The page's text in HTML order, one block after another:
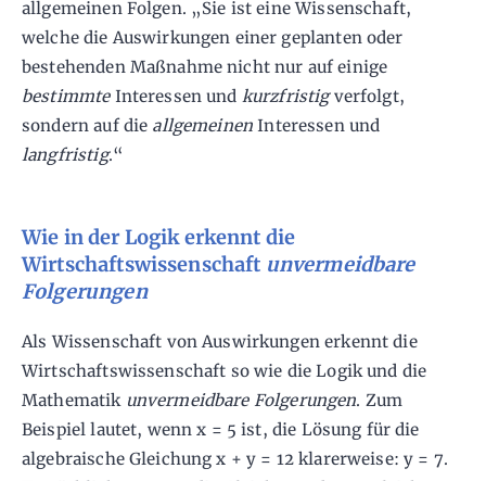
allgemeinen Folgen. „Sie ist eine Wissenschaft,
welche die Auswirkungen einer geplanten oder
bestehenden Maßnahme nicht nur auf einige
bestimmteInteressen und kurzfristigverfolgt,
sondern auf die allgemeinen Interessen und
langfristig.“
Wie in der Logik erkennt die
Wirtschaftswissenschaft unvermeidbare
Folgerungen
Als Wissenschaft von Auswirkungen erkennt die
Wirtschaftswissenschaft so wie die Logik und die
Mathematikunvermeidbare Folgerungen. Zum
Beispiel lautet, wenn x = 5 ist, die Lösung für die
algebraische Gleichung x + y = 12 klarerweise: y = 7.